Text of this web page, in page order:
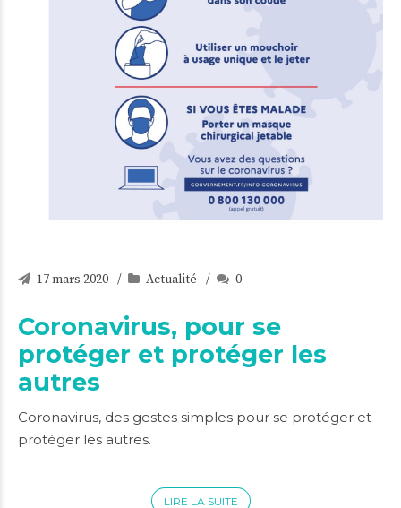
17 mars 2020 Actualité 0
Coronavirus, pour se
protéger et protéger les
autres
Coronavirus, des gestes simples pour se protéger et
protéger les autres.
LIRE LA SUITE